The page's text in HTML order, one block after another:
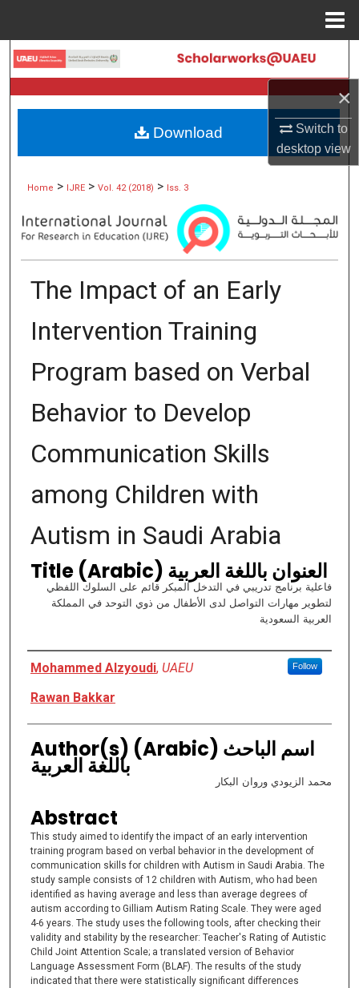
×
Switch to
desktopview
Search
Browse Collections
My Account
Digital Commons Network™
Home > IJRE > Vol. 42 (2018) > Iss. 3
The Impact of an Early
Intervention Training
Program based on Verbal
Behavior to Develop
Communication Skills
among Children with
Autism in Saudi Arabia
Title (Arabic) العنوان باللغة العربية
فاعلية برنامج تدريبي في التدخل المبكر قائم على السلوك اللفظي
لتطوير مهارات التواصل لدى الأطفال من ذوي التوحد في المملكة
العربية السعودية
Authors
Mohammed Alzyoudi, UAEU Follow
Rawan Bakkar
Author(s) (Arabic) اسم الباحث
باللغة العربية
محمد الزيودي وروان البكار
Abstract
This study aimed to identify the impact of an early intervention
training program based on verbal behavior in the development of
communication skills for children with Autism in Saudi Arabia. The
study sample consists of 12 children with Autism, who had been
identified as having average and less than average degrees of
autism according to Gilliam Autism Rating Scale. They were aged
4-6 years. The study uses the following tools, after checking their
validity and stability by the researcher: Teacher's Rating of Autistic
Child Joint Attention Scale; a translated version of Behavior
Language Assessment Form (BLAF). The results of the study
indicated that there were statistically significant differences
Download